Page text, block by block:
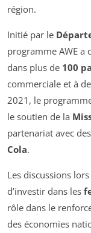
région.
Initié par le
programme AWE a
dans plus de 100
commerciale et à
2021, le
le soutien de la
partenariat avec
Cola.
Les discussions
d’investir dans les
rôle dans le
des économies